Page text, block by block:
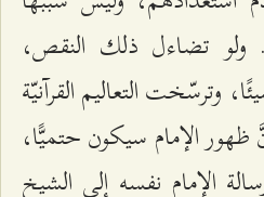
ولو تضاءل ذلك النقص،
وترسّخت التعاليم القرآنيّة
الإمام سيكون حتميًّا،
الإمام نفسه إلى الشيخ